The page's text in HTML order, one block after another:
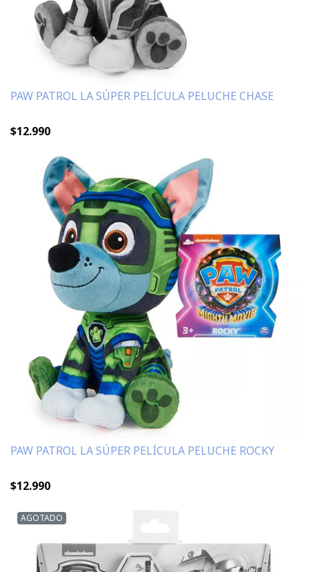
PAW PATROL LA SÚPER PELÍCULA PELUCHE CHASE
$12.990
PAW PATROL LA SÚPER PELÍCULA PELUCHE ROCKY
$12.990
AGOTADO